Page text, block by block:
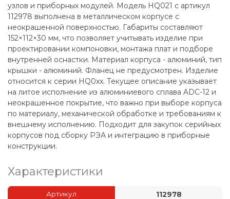
узлов и приборных модулей. Модель HQ021 с артикул
112978 выполнена в металлическом корпусе с
неокрашенной поверхностью. Габариты составляют
152×112×30 мм, что позволяет учитывать изделие при
проектировании компоновки, монтажа плат и подборе
внутренней оснастки. Материал корпуса - алюминий, тип
крышки - алюминий. Фланец не предусмотрен. Изделие
относится к серии HQ0xx. Текущее описание указывает
на литое исполнение из алюминиевого сплава ADC-12 и
неокрашенное покрытие, что важно при выборе корпуса
по материалу, механической обработке и требованиям к
внешнему исполнению. Подходит для закупок серийных
корпусов под сборку РЭА и интеграцию в приборные
конструкции.
Характеристики
Артикул
112978